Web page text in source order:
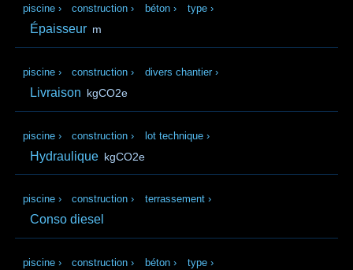
piscine › construction › béton › type ›
Épaisseur m
piscine › construction › divers chantier ›
Livraison kgCO2e
piscine › construction › lot technique ›
Hydraulique kgCO2e
piscine › construction › terrassement ›
Conso diesel
piscine › construction › béton › type ›